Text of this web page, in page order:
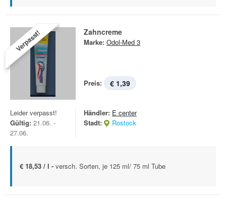
Verpasst! Zahncreme
Marke: Odol-Med 3
Preis: € 1,39
Leider verpasst!
Gültig: 21.06. -
27.06.
Händler: E center
Stadt:
Rostock
€ 18,53 / l - versch. Sorten, je 125 ml/ 75 ml Tube